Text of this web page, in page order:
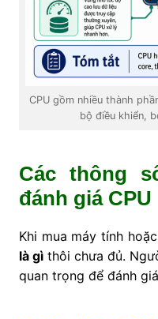
CPU gồm nhiều thành
bộ điều khiển,
Các thông
đánh giá CPU
Khi mua máy tính
là gì thôi chưa đủ.
quan trọng để đánh